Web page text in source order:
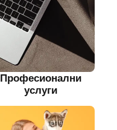
Професионални
услуги